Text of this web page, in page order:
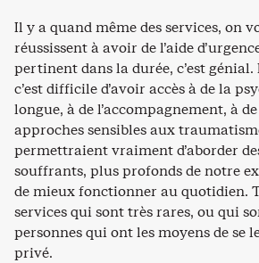
Il y a quand même des services, on
réussissent à avoir de l’aide
pertinent dans la durée, c’est
c’est difficile d’avoir accès à de la
longue, à de l’accompagnement, à de
approches sensibles aux
permettraient vraiment d’aborder
souffrants, plus profonds de notre
de mieux fonctionner au quotidien.
services qui sont très rares, ou qui
personnes qui ont les moyens de se
privé.